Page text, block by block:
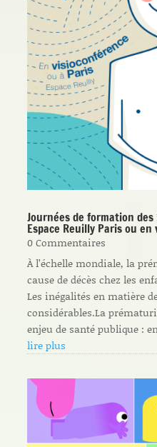
Journées de formation
Espace Reuilly Paris ou
0 Commentaires
À l’échelle mondiale, la
cause de décès chez les
Les inégalités en matière
considérables.La
enjeu de santé publique :
lire plus